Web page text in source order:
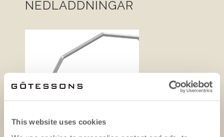
This website uses cookies
NEDLADDNINGAR